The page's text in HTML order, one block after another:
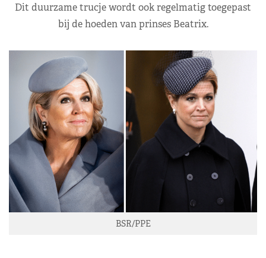
Dit duurzame trucje wordt ook regelmatig toegepast
bij de hoeden van prinses Beatrix.
BSR/PPE